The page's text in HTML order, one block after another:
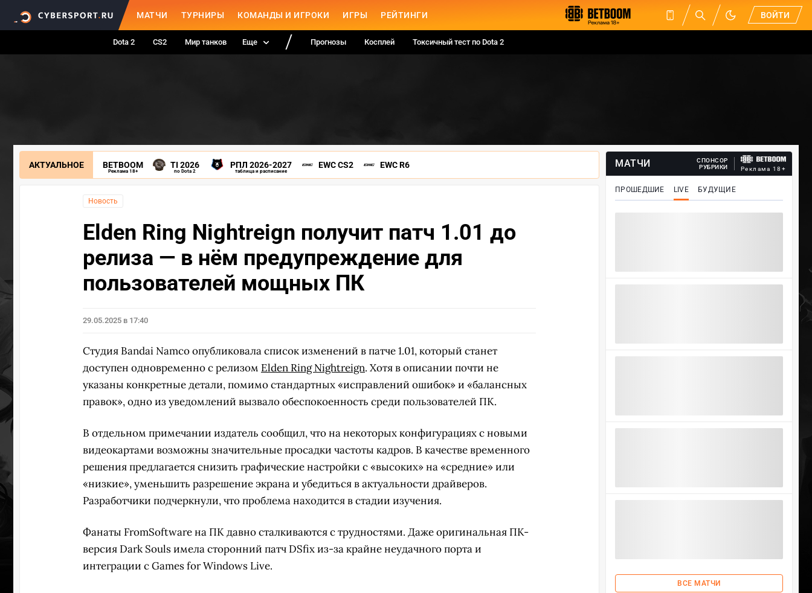
МАТЧИ ТУРНИРЫ КОМАНДЫ И ИГРОКИ ИГРЫ РЕЙТИНГИ ВОЙТИ
Dota 2 CS2 Мир танков Еще Прогнозы Косплей Токсичный тест по Dota 2
АКТУАЛЬНОЕ BETBOOM
Реклама 18+
TI 2026
по Dota 2
РПЛ 2026-2027
таблица и расписание
EWC CS2 EWC R6
Новость
Elden Ring Nightreign получит патч 1.01 до
релиза — в нём предупреждение для
пользователей мощных ПК
29.05.2025 в 17:40
Студия Bandai Namco опубликовала список изменений в патче 1.01, который станет
доступен одновременно с релизом Elden Ring Nightreign. Хотя в описании почти не
указаны конкретные детали, помимо стандартных «исправлений ошибок» и «балансных
правок», одно из уведомлений вызвало обеспокоенность среди пользователей ПК.
В отдельном примечании издатель сообщил, что на некоторых конфигурациях с новыми
видеокартами возможны значительные просадки частоты кадров. В качестве временного
решения предлагается снизить графические настройки с «высоких» на «средние» или
«низкие», уменьшить разрешение экрана и убедиться в актуальности драйверов.
Разработчики подчеркнули, что проблема находится в стадии изучения.
Фанаты FromSoftware на ПК давно сталкиваются с трудностями. Даже оригинальная ПК-
версия Dark Souls имела сторонний патч DSfix из-за крайне неудачного порта и
интеграции с Games for Windows Live.
МАТЧИ
СПОНСОР
РУБРИКИ
Реклама 18+
ПРОШЕДШИЕ LIVE БУДУЩИЕ
ВСЕ МАТЧИ